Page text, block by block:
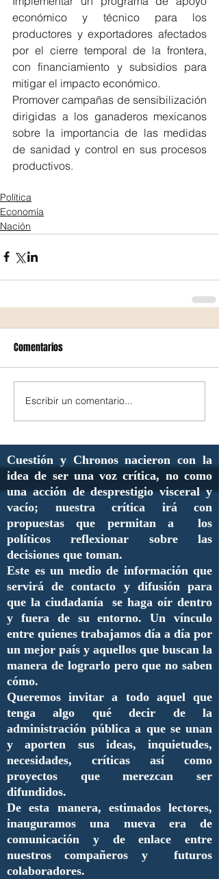
económico y técnico para los
productores y exportadores afectados
por el cierre temporal de la frontera,
con financiamiento y subsidios para
mitigar el impacto económico.
Promover campañas de sensibilización
dirigidas a los ganaderos mexicanos
sobre la importancia de las medidas
de sanidad y control en sus procesos
productivos.
Política
Economía
Nación
Comentarios
Escribir un comentario...
Cuestión y Chronos nacieron con la
idea de ser una voz crítica, no como
una acción de desprestigio visceral y
vacío; nuestra crítica irá con
propuestas que permitan a los
políticos reflexionar sobre las
decisiones que toman.
Este es un medio de información que
servirá de contacto y difusión para
que la ciudadanía se haga oír dentro
y fuera de su entorno. Un vínculo
entre quienes trabajamos día a día por
un mejor país y aquellos que buscan la
manera de lograrlo pero que no saben
cómo.
Queremos invitar a todo aquel que
tenga algo qué decir de la
administración pública a que se unan
y aporten sus ideas, inquietudes,
necesidades, críticas así como
proyectos que merezcan ser
difundidos.
De esta manera, estimados lectores,
inauguramos una nueva era de
comunicación y de enlace entre
nuestros compañeros y futuros
colaboradores.